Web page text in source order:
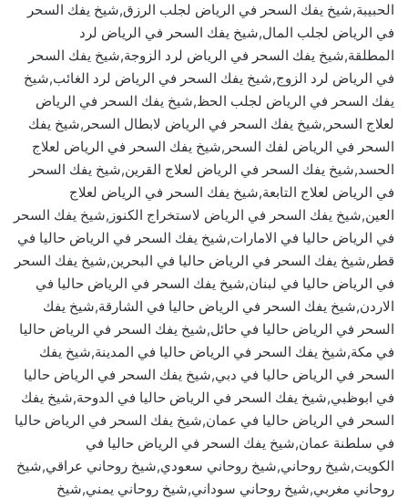
الحبيبة,شيخ يفك السحر في الرياض لجلب الرزق,شيخ يفك السحر
في الرياض لجلب المال,شيخ يفك السحر في الرياض لرد
المطلقة,شيخ يفك السحر في الرياض لرد الزوجة,شيخ يفك السحر
في الرياض لرد الزوج,شيخ يفك السحر في الرياض لرد الغائب,شيخ
يفك السحر في الرياض لجلب الحظ,شيخ يفك السحر في الرياض
لعلاج السحر,شيخ يفك السحر في الرياض لابطال السحر,شيخ يفك
السحر في الرياض لفك السحر,شيخ يفك السحر في الرياض لعلاج
الحسد,شيخ يفك السحر في الرياض لعلاج القرين,شيخ يفك السحر
في الرياض لعلاج التابعة,شيخ يفك السحر في الرياض لعلاج
العين,شيخ يفك السحر في الرياض لاستخراج الكنوز,شيخ يفك السحر
في الرياض حاليا في الامارات,شيخ يفك السحر في الرياض حاليا في
قطر,شيخ يفك السحر في الرياض حاليا في البحرين,شيخ يفك السحر
في الرياض حاليا في لبنان,شيخ يفك السحر في الرياض حاليا في
الاردن,شيخ يفك السحر في الرياض حاليا في الشارقة,شيخ يفك
السحر في الرياض حاليا في حائل,شيخ يفك السحر في الرياض حاليا
في مكة,شيخ يفك السحر في الرياض حاليا في المدينة,شيخ يفك
السحر في الرياض حاليا في دبي,شيخ يفك السحر في الرياض حاليا
في ابوظبي,شيخ يفك السحر في الرياض حاليا في الدوحة,شيخ يفك
السحر في الرياض حاليا في عمان,شيخ يفك السحر في الرياض حاليا
في سلطنة عمان,شيخ يفك السحر في الرياض حاليا في
الكويت,شيخ روحاني,شيخ روحاني سعودي,شيخ روحاني عراقي,شيخ
روحاني مغربي,شيخ روحاني سوداني,شيخ روحاني يمني,شيخ